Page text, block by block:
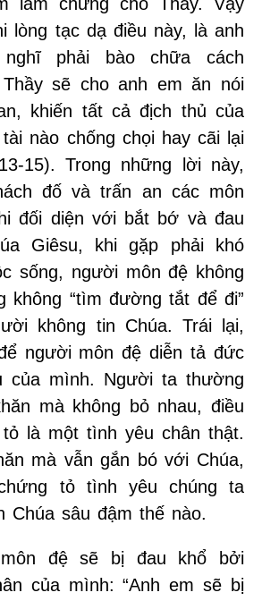
làm chứng cho Thầy. Vậy
lòng tạc dạ điều này, là anh
phải bào chữa cách
sẽ cho anh em ăn nói
khiến tất cả địch thủ của
nào chống chọi hay cãi lại
15). Trong những lời này,
đố và trấn an các môn
đối diện với bắt bớ và đau
Giêsu, khi gặp phải khó
sống, người môn đệ không
không “tìm đường tắt để đi”
không tin Chúa. Trái lại,
người môn đệ diễn tả đức
của mình. Người ta thường
mà không bỏ nhau, điều
là một tình yêu chân thật.
mà vẫn gắn bó với Chúa,
tỏ tình yêu chúng ta
Chúa sâu đậm thế nào.
đệ sẽ bị đau khổ bởi
của mình: “Anh em sẽ bị